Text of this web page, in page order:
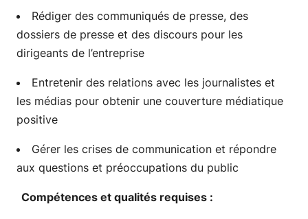
Rédiger des communiqués de presse, des
dossiers de presse et des discours pour les
dirigeants de l’entreprise
Entretenir des relations avec les journalistes et
les médias pour obtenir une couverture médiatique
positive
Gérer les crises de communication et répondre
aux questions et préoccupations du public
Compétences et qualités requises :